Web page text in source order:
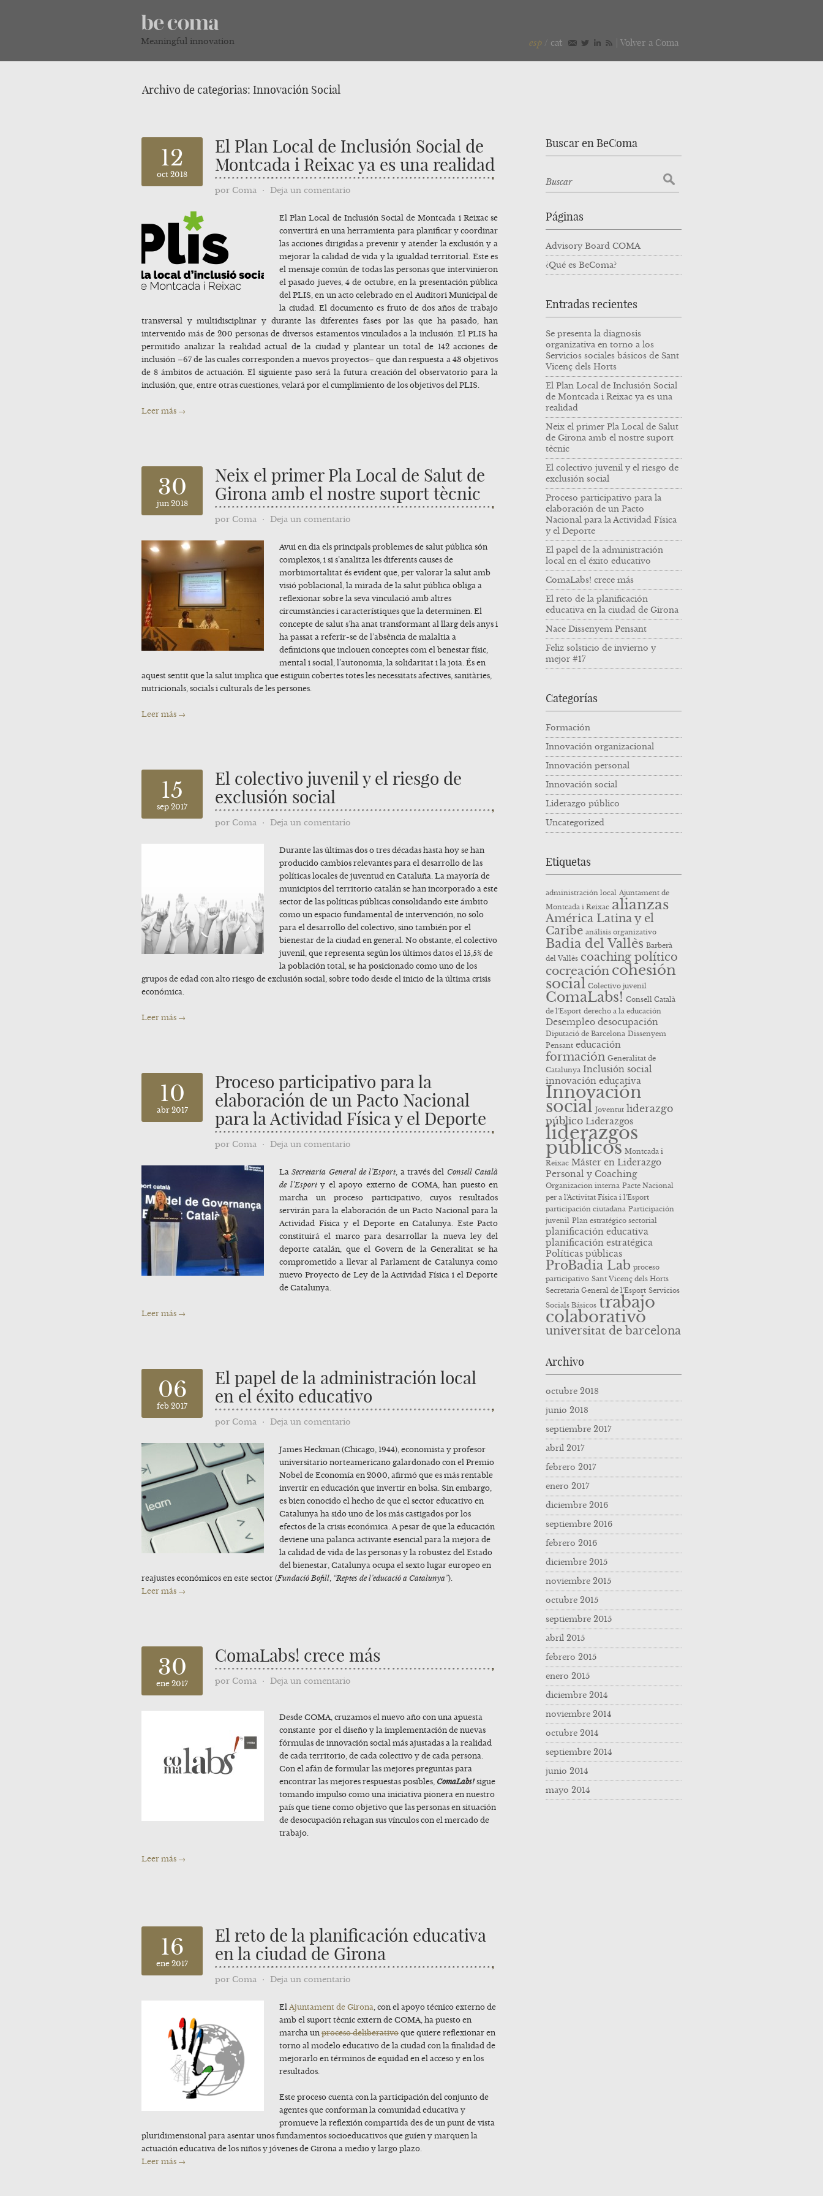
Meaningful innovation esp/ cat Volver a Coma
Archivo de categorias: Innovación Social
12
oct 2018
El Plan Local de Inclusión Social de
Montcada i Reixac ya es una realidad
por Coma ⋅ Deja un comentario
El Plan Local de Inclusión Social de Montcada i Reixac se
convertirá en una herramienta para planificar y coordinar
las acciones dirigidas a prevenir y atender la exclusión y a
mejorar la calidad de vida y la igualdad territorial. Este es
el mensaje común de todas las personas que intervinieron
el pasado jueves, 4 de octubre, en la presentación pública
del PLIS, en un acto celebrado en el Auditori Municipal de
la ciudad. El documento es fruto de dos años de trabajo
transversal y multidisciplinar y durante las diferentes fases por las que ha pasado, han
intervenido más de 200 personas de diversos estamentos vinculados a la inclusión. El PLIS ha
permitido analizar la realidad actual de la ciudad y plantear un total de 142 acciones de
inclusión –67 de las cuales corresponden a nuevos proyectos– que dan respuesta a 43 objetivos
de 8 ámbitos de actuación. El siguiente paso será la futura creación del observatorio para la
inclusión, que, entre otras cuestiones, velará por el cumplimiento de los objetivos del PLIS.
Leer más →
30
jun 2018
Neix el primer Pla Local de Salut de
Girona amb el nostre suport tècnic
por Coma ⋅ Deja un comentario
Avui en dia els principals problemes de salut pública són
complexos, i si s’analitza les diferents causes de
morbimortalitat és evident que, per valorar la salut amb
visió poblacional, la mirada de la salut pública obliga a
reflexionar sobre la seva vinculació amb altres
circumstàncies i característiques que la determinen. El
concepte de salut s’ha anat transformant al llarg dels anys i
ha passat a referir-se de l’absència de malaltia a
definicions que inclouen conceptes com el benestar físic,
mental i social, l’autonomia, la solidaritat i la joia. És en
aquest sentit que la salut implica que estiguin cobertes totes les necessitats afectives, sanitàries,
nutricionals, socials i culturals de les persones.
Leer más →
15
sep 2017
El colectivo juvenil y el riesgo de
exclusión social
por Coma ⋅ Deja un comentario
Durante las últimas dos o tres décadas hasta hoy se han
producido cambios relevantes para el desarrollo de las
políticas locales de juventud en Cataluña. La mayoría de
municipios del territorio catalán se han incorporado a este
sector de las políticas públicas consolidando este ámbito
como un espacio fundamental de intervención, no solo
para el desarrollo del colectivo, sino también por el
bienestar de la ciudad en general. No obstante, el colectivo
juvenil, que representa según los últimos datos el 15,5% de
la población total, se ha posicionado como uno de los
grupos de edad con alto riesgo de exclusión social, sobre todo desde el inicio de la última crisis
económica.
Leer más →
10
abr 2017
Proceso participativo para la
elaboración de un Pacto Nacional
para la Actividad Física y el Deporte
por Coma ⋅ Deja un comentario
LaSecretaria General de l’Esport, a través del Consell Català
de l’Esporty el apoyo externo de COMA, han puesto en
marcha un proceso participativo, cuyos resultados
servirán para la elaboración de un Pacto Nacional para la
Actividad Física y el Deporte en Catalunya. Este Pacto
constituirá el marco para desarrollar la nueva ley del
deporte catalán, que el Govern de la Generalitat se ha
comprometido a llevar al Parlament de Catalunya como
nuevo Proyecto de Ley de la Actividad Física i el Deporte
de Catalunya.
Leer más →
06
feb 2017
El papel de la administración local
en el éxito educativo
por Coma ⋅ Deja un comentario
James Heckman (Chicago, 1944), economista y profesor
universitario norteamericano galardonado con el Premio
Nobel de Economía en 2000, afirmó que es más rentable
invertir en educación que invertir en bolsa. Sin embargo,
es bien conocido el hecho de que el sector educativo en
Catalunya ha sido uno de los más castigados por los
efectos de la crisis económica. A pesar de que la educación
deviene una palanca activante esencial para la mejora de
la calidad de vida de las personas y la robustez del Estado
del bienestar, Catalunya ocupa el sexto lugar europeo en
reajustes económicos en este sector (Fundació Bofill, “Reptes de l’educació a Catalunya”).
Leer más →
30
ene 2017
ComaLabs! crece más
por Coma ⋅ Deja un comentario
Desde COMA, cruzamos el nuevo año con una apuesta
constante por el diseño y la implementación de nuevas
fórmulas de innovación social más ajustadas a la realidad
de cada territorio, de cada colectivo y de cada persona.
Con el afán de formular las mejores preguntas para
encontrar las mejores respuestas posibles, ComaLabs!sigue
tomando impulso como una iniciativa pionera en nuestro
país que tiene como objetivo que las personas en situación
de desocupación rehagan sus vínculos con el mercado de
trabajo.
Leer más →
16
ene 2017
El reto de la planificación educativa
en la ciudad de Girona
por Coma ⋅ Deja un comentario
El Ajuntament de Girona, con el apoyo técnico externo de
amb el suport tècnic extern de COMA, ha puesto en
marcha un proceso deliberativo que quiere reflexionar en
torno al modelo educativo de la ciudad con la finalidad de
mejorarlo en términos de equidad en el acceso y en los
resultados.
Este proceso cuenta con la participación del conjunto de
agentes que conforman la comunidad educativa y
promueve la reflexión compartida des de un punt de vista
pluridimensional para asentar unos fundamentos socioeducativos que guíen y marquen la
actuación educativa de los niños y jóvenes de Girona a medio y largo plazo.
Leer más →
Buscar en BeComa
Páginas
Advisory Board COMA
¿Qué es BeComa?
Entradas recientes
Se presenta la diagnosis
organizativa en torno a los
Servicios sociales básicos de Sant
Vicenç dels Horts
El Plan Local de Inclusión Social
de Montcada i Reixac ya es una
realidad
Neix el primer Pla Local de Salut
de Girona amb el nostre suport
tècnic
El colectivo juvenil y el riesgo de
exclusión social
Proceso participativo para la
elaboración de un Pacto
Nacional para la Actividad Física
y el Deporte
El papel de la administración
local en el éxito educativo
ComaLabs! crece más
El reto de la planificación
educativa en la ciudad de Girona
Nace Dissenyem Pensant
Feliz solsticio de invierno y
mejor #17
Categorías
Formación
Innovación organizacional
Innovación personal
Innovación social
Liderazgo público
Uncategorized
Etiquetas
administración local Ajuntament de
Montcada i Reixac alianzas
América Latina y el
Caribe análisis organizativo
Badia del Vallès Barberà
del Vallès coaching político
cocreación cohesión
social Colectivo juvenil
ComaLabs! Consell Català
de l'Esport derecho a la educación
Desempleo desocupación
Diputació de Barcelona Dissenyem
Pensant educación
formación Generalitat de
Catalunya Inclusión social
innovación educativa
Innovación
social Joventut liderazgo
público Liderazgos
liderazgos
públicos Montcada i
Reixac Máster en Liderazgo
Personal y Coaching
Organizacion interna Pacte Nacional
per a l'Activitat Física i l'Esport
participación ciutadana Participación
juvenil Plan estratégico sectorial
planificación educativa
planificación estratégica
Políticas públicas
ProBadia Lab proceso
participativo Sant Vicenç dels Horts
Secretaria General de l'Esport Servicios
Socials Básicos trabajo
colaborativo
universitat de barcelona
Archivo
octubre 2018
junio 2018
septiembre 2017
abril 2017
febrero 2017
enero 2017
diciembre 2016
septiembre 2016
febrero 2016
diciembre 2015
noviembre 2015
octubre 2015
septiembre 2015
abril 2015
febrero 2015
enero 2015
diciembre 2014
noviembre 2014
octubre 2014
septiembre 2014
junio 2014
mayo 2014